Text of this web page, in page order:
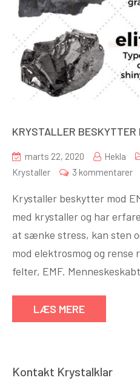
KRYSTALLER BESKYTTER
marts 22, 2020 Hekla
Krystaller
3 kommentarertil
Krystaller beskytter mod
med krystaller og har
at sænke stress, kan sten
mod elektrosmog og
felter, EMF.
LÆS MERE
Kontakt Krystalklar